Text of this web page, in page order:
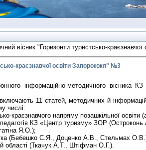
вісник "Горизонти туристсько-
краєзнавчої освіти Запорожжя" №3
інформаційно-методичного вісника
11 статей, методичних й
числі:
краєзнавчого напряму позашкільної
педагогів КЗ «Центр туризму» ЗОР
Я.О.);
(Бебешко С.Я., Доценко А.В., Стельмах
області (Ткачук А.Т., Штіфман О.Г.).